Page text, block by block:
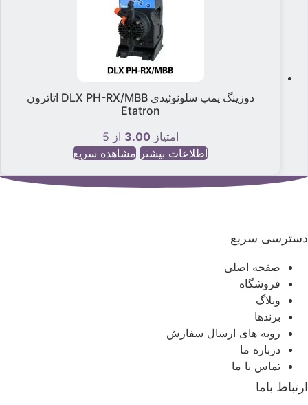
دوزینگ پمپ سلونوئیدی DLX PH-RX/MBB اتاترون
Etatron
امتیاز 3.00 از 5
اطلاعات بیشتر مشاهده سریع
دسترسی سریع
صفحه اصلی
فروشگاه
وبلاگ
برندها
رویه های ارسال سفارش
درباره ما
تماس با ما
ارتباط باما